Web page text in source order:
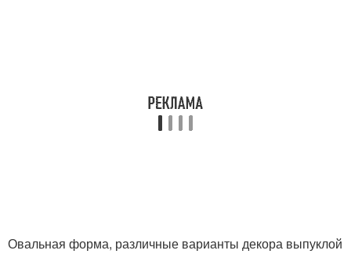
Овальная форма, различные варианты декора выпуклой